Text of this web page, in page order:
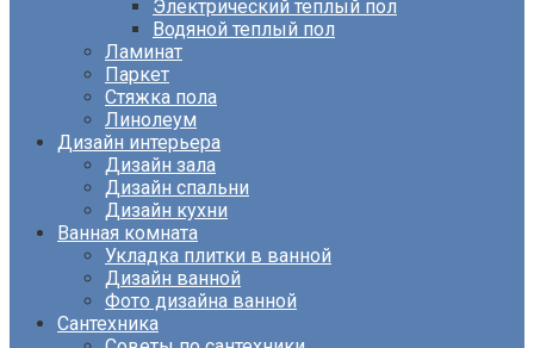
Электрический теплый пол
Водяной теплый пол
Ламинат
Паркет
Стяжка пола
Линолеум
Дизайн интерьера
Дизайн зала
Дизайн спальни
Дизайн кухни
Ванная комната
Укладка плитки в ванной
Дизайн ванной
Фото дизайна ванной
Сантехника